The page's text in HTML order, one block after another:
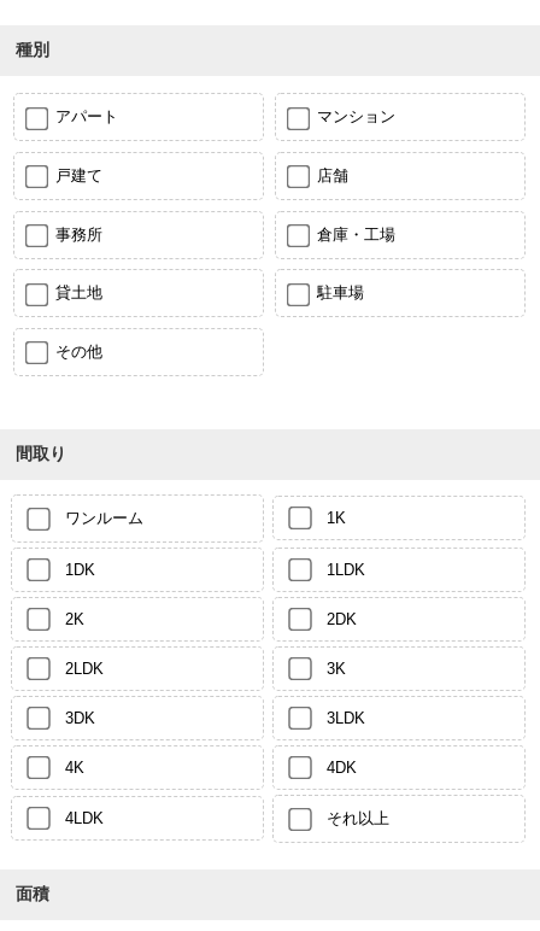
種別
アパート マンション
戸建て 店舗
事務所 倉庫・工場
貸土地 駐車場
その他
間取り
ワンルーム 1K
1DK 1LDK
2K 2DK
2LDK 3K
3DK 3LDK
4K 4DK
4LDK それ以上
面積